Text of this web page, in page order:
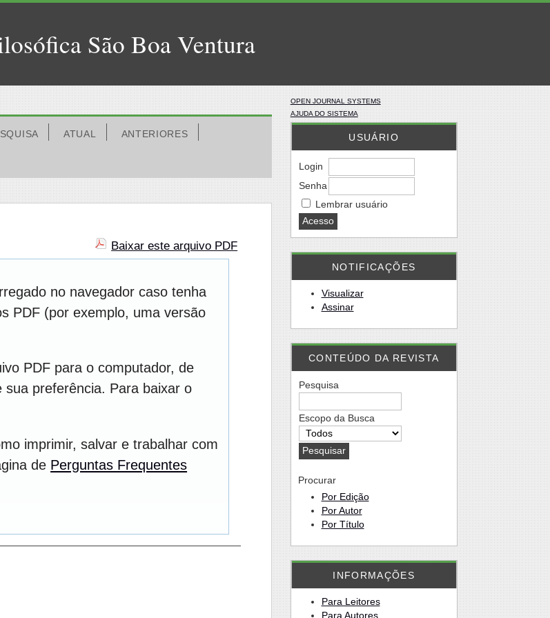
São Boa Ventura
OPEN JOURNAL SYSTEMS
AJUDA DO SISTEMA
USUÁRIO
Login
Senha
Lembrar usuário
NOTIFICAÇÕES
Visualizar
Assinar
CONTEÚDO DA REVISTA
Pesquisa
Escopo da Busca
Procurar
Por Edição
Por Autor
Por Título
INFORMAÇÕES
Para Leitores
Para Autores
ATUAL ANTERIORES
Baixar este arquivo PDF
no navegador caso tenha
PDF (por exemplo, uma versão
PDF para o computador, de
preferência. Para baixar o
imprimir, salvar e trabalhar com
de Perguntas Frequentes